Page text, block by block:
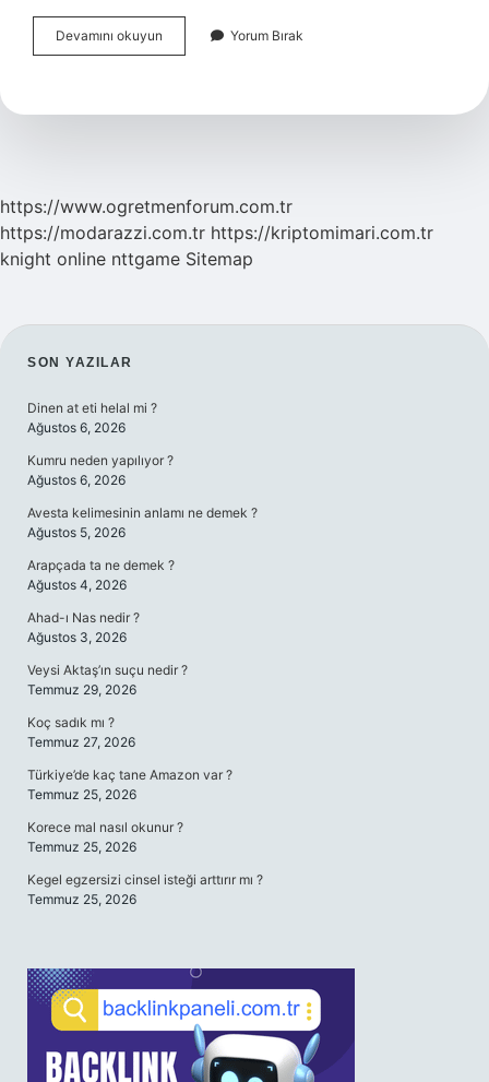
Devamını okuyun Borsada
Nitelikli
Demek
Yorum Bırak
https://www.ogretmenforum.com.tr
https://modarazzi.com.tr https://kriptomimari.com.tr
knight online nttgame Sitemap
SIDEBAR
SON YAZILAR
Dinen at eti helal mi ?
Ağustos 6, 2026
Kumru neden yapılıyor ?
Ağustos 6, 2026
Avesta kelimesinin anlamı ne demek ?
Ağustos 5, 2026
Arapçada ta ne demek ?
Ağustos 4, 2026
Ahad-ı Nas nedir ?
Ağustos 3, 2026
Veysi Aktaş’ın suçu nedir ?
Temmuz 29, 2026
Koç sadık mı ?
Temmuz 27, 2026
Türkiye’de kaç tane Amazon var ?
Temmuz 25, 2026
Korece mal nasıl okunur ?
Temmuz 25, 2026
Kegel egzersizi cinsel isteği arttırır mı ?
Temmuz 25, 2026